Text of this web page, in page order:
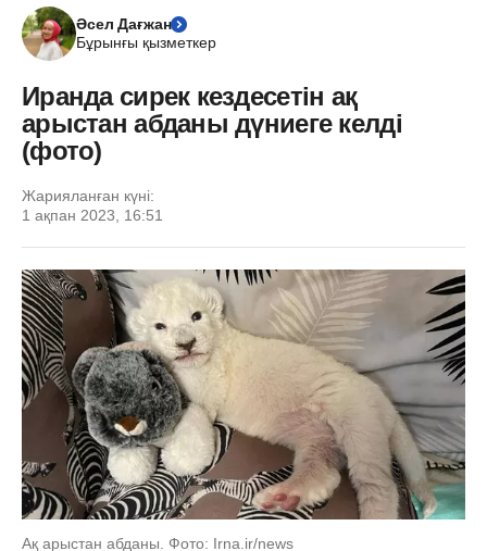
Әсел Дағжан
Бұрынғы қызметкер
Иранда сирек кездесетін ақ
арыстан абданы дүниеге келді
(фото)
Жарияланған күні:
1 ақпан 2023, 16:51
Ақ арыстан абданы. Фото: Іrna.ir/news